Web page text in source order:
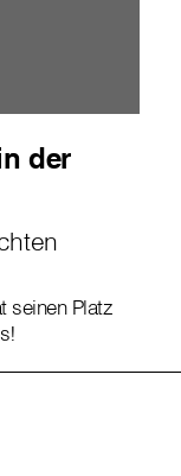
der
seinen Platz